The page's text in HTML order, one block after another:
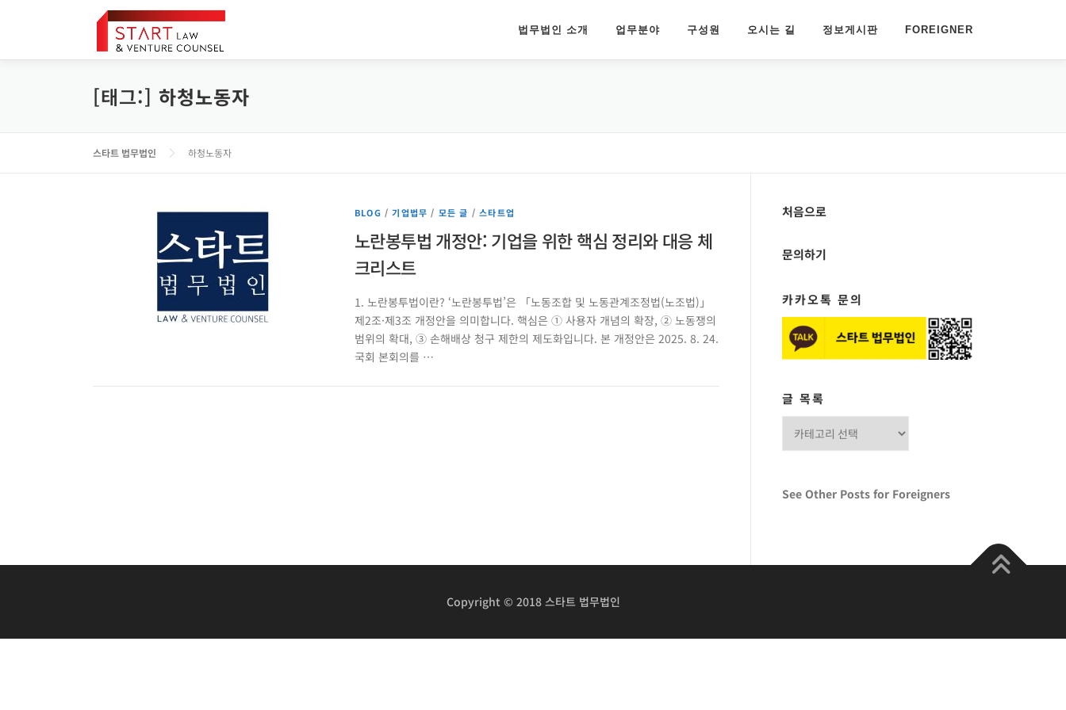
로
법무법인 소개 업무분야 구성원 오시는 길 정보게시판 FOREIGNER
[태그:] 하청노동자
스타트 법무법인 하청노동자
BLOG /기업법무 / 모든 글 /스타트업
노란봉투법 개정안: 기업을 위한 핵심 정리와 대응 체
크리스트
1. 노란봉투법이란? ‘노란봉투법’은 「노동조합 및 노동관계조정법(노조법)」
제2조·제3조 개정안을 의미합니다. 핵심은 ① 사용자 개념의 확장, ② 노동쟁의
범위의 확대, ③ 손해배상 청구 제한의 제도화입니다. 본 개정안은 2025. 8. 24.
국회 본회의를 …
처음으로
문의하기
카카오톡 문의
글 목록
See Other Posts for Foreigners
Copyright © 2018 스타트 법무법인